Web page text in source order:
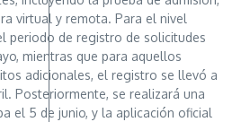
virtual y remota. Para el nivel
periodo de registro de solicitudes
mientras que para aquellos
adicionales, el registro se llevó a
Posteriormente, se realizará una
el 5 de junio, y la aplicación oficial